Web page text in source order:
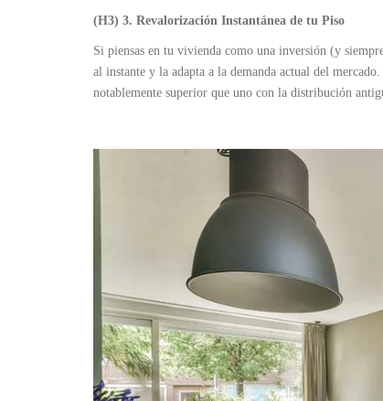
(H3) 3. Revalorización Instantánea de tu Piso
Si piensas en tu vivienda como una inversión (y
al instante y la adapta a la demanda actual del
notablemente superior que uno con la distribución